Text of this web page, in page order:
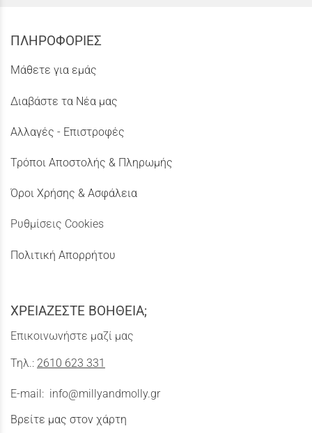
ΠΛΗΡΟΦΟΡΙΕΣ
Μάθετε για εμάς
Διαβάστε τα Νέα μας
Αλλαγές - Επιστροφές
Τρόποι Αποστολής & Πληρωμής
Όροι Χρήσης & Ασφάλεια
Ρυθμίσεις Cookies
Πολιτική Απορρήτου
ΧΡΕΙΑΖΕΣΤΕ ΒΟΗΘΕΙΑ;
Επικοινωνήστε μαζί μας
Τηλ.: 2610 623 331
E-mail: info@millyandmolly.gr
Βρείτε μας στον χάρτη